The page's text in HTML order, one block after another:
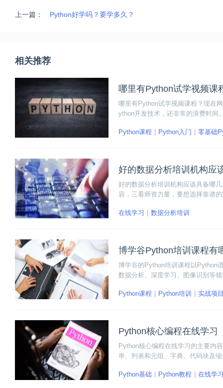
上一篇： Python好学吗？要学多久？
相关推荐
哪里有Python试学视频课
哪里有Python试学视频课程？现在
ython开发技术，还非常的浪费时间
Python课程
Python入门 零基础
好的数据分析培训机构应
好的数据分析培训机构应该具备哪
容，三看师资力量，要想选择靠谱
在线学习
数据分析培训
博学谷Python培训课程有
博学谷的Python培训课程以Python
数据分析、深度学习、图像识别等
爬虫项目库。下面一起来看看博学
Python课程 Python培训 实战项
Python核心编程在线学习
Python核心编程在线学习的主要内
串、列表和元组、字典、代码块及
Python基础
Python教程 在线学